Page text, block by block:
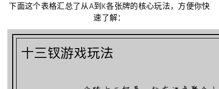
下面这个表格汇总了从A到K各张牌的核心玩法，方便你快
速了解：